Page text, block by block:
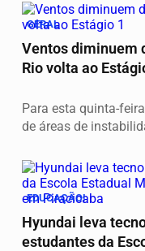
GERAL
Ventos diminuem
Rio volta ao
Para esta quinta-
de áreas de
EDUCAÇÃO!
Hyundai leva
estudantes da